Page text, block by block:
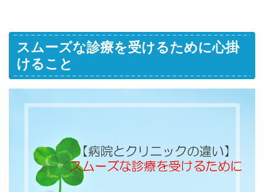
スムーズな診療を受けるために心掛
けること